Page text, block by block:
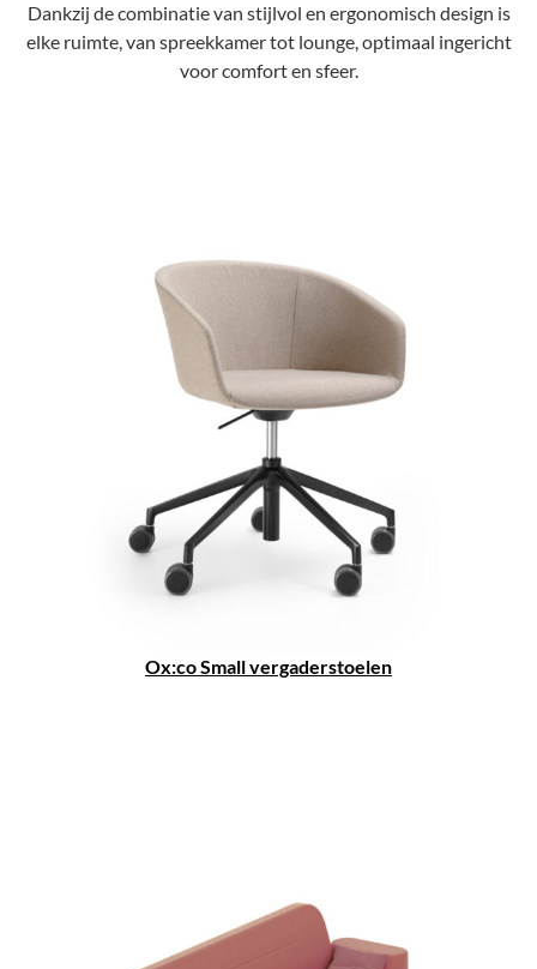
Dankzij de combinatie van stijlvol en ergonomisch design is
elke ruimte, van spreekkamer tot lounge, optimaal ingericht
voor comfort en sfeer.
Ox:co Small vergaderstoelen